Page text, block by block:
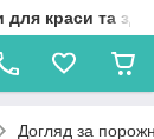
для краси та
Догляд за